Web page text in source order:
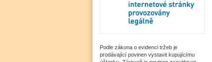
Podle zákona o evidenci tržeb je
prodávající povinen vystavit kupujícímu